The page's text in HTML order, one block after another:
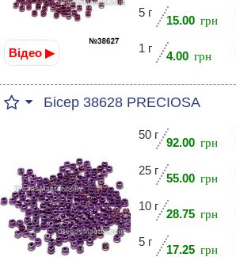
Відео ▶
5 г
15.00
1 г
4.00
Бісер 38628 PRECIOSA
50 г
92.00
25 г
55.00
10 г
28.75
5 г
17.25